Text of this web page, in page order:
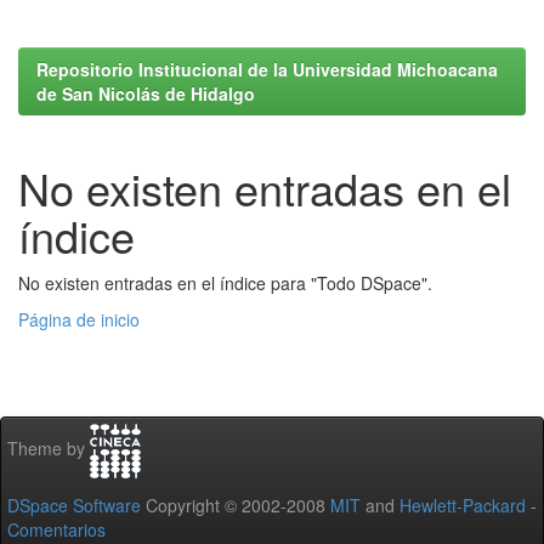
Repositorio Institucional de la Universidad Michoacana
de San Nicolás de Hidalgo
No existen entradas en el
índice
No existen entradas en el índice para "Todo DSpace".
Página de inicio
Theme by
DSpace Software Copyright © 2002-2008 MIT and Hewlett-Packard -
Comentarios